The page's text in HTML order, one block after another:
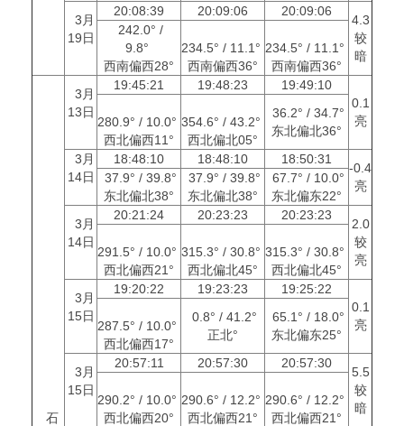
3月
19日
20:08:39 20:09:06 20:09:06
4.3
较
暗
242.0° /
9.8°
西南偏西28°
234.5° / 11.1°
西南偏西36°
234.5° / 11.1°
西南偏西36°
石
3月
13日
19:45:21 19:48:23
19:49:10
0.1
亮
280.9° / 10.0°
西北偏西11°
354.6° / 43.2°
西北偏北05°
36.2° / 34.7°
东北偏北36°
3月
14日
18:48:10 18:48:10 18:50:31
-0.4
亮
37.9° / 39.8°
东北偏北38°
37.9° / 39.8°
东北偏北38°
67.7° / 10.0°
东北偏东22°
3月
14日
20:21:24 20:23:23 20:23:23
2.0
较
亮
291.5° / 10.0°
西北偏西21°
315.3° / 30.8°
西北偏北45°
315.3° / 30.8°
西北偏北45°
3月
15日
19:20:22 19:23:23
19:25:22
0.1
亮
287.5° / 10.0°
西北偏西17°
0.8° / 41.2°
正北°
65.1° / 18.0°
东北偏东25°
3月
15日
20:57:11 20:57:30 20:57:30
5.5
较
暗
290.2° / 10.0°
西北偏西20°
290.6° / 12.2°
西北偏西21°
290.6° / 12.2°
西北偏西21°